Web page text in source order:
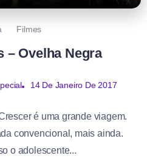
Filmes
– Ovelha Negra
14 De Janeiro De 2017
é uma grande viagem.
convencional, mais ainda.
o adolescente...